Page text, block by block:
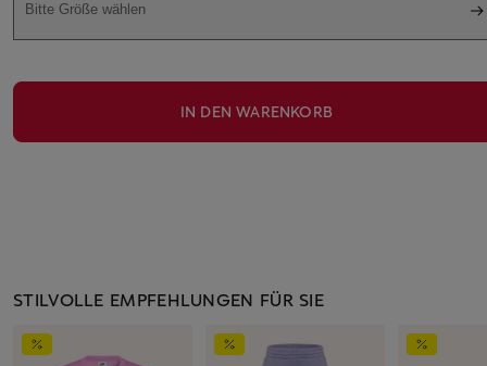
Bitte Größe wählen
IN DEN WARENKORB
STILVOLLE EMPFEHLUNGEN FÜR SIE